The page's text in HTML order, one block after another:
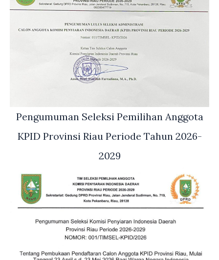
Pengumuman Seleksi Pemilihan Anggota
KPID Provinsi Riau Periode Tahun 2026-
2029